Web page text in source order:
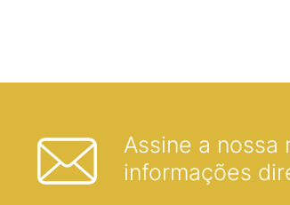
Assine a
informações